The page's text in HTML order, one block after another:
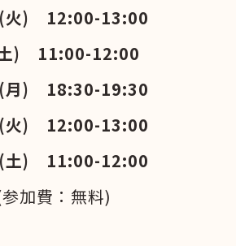
火) 12:00-13:00
) 11:00-12:00
月) 18:30-19:30
火) 12:00-13:00
土) 11:00-12:00
加費：無料)